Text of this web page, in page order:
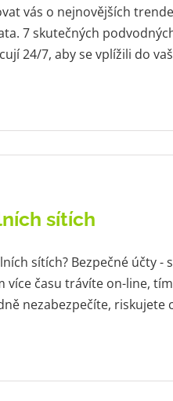
vás o nejnovějších
7 skutečných
24/7, aby se vplížili do
sítích
sítích? Bezpečné účty -
více času trávíte on-line,
nezabezpečíte, riskujete